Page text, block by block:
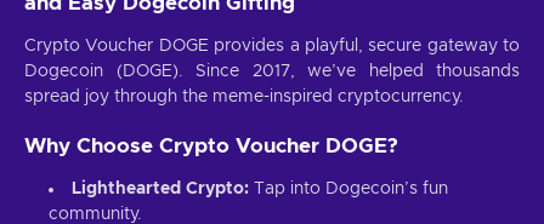
Crypto Voucher DOGE provides a playful, secure gateway to
Dogecoin (DOGE). Since 2017, we’ve helped thousands
spread joy through the meme-inspired cryptocurrency.
Why Choose Crypto Voucher DOGE?
Lighthearted Crypto: Tap into Dogecoin’s fun
community.